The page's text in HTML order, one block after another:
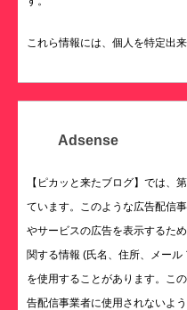
これら情報には、個人を特定出
Adsense
【ピカッと来たブログ】では、
ています。このような広告配信
やサービスの広告を表示するた
関する情報 (氏名、住所、メー
を使用することがあります。こ
告配信事業者に使用されないよ